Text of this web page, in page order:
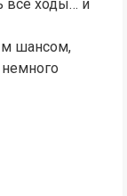
все ходы… и
шансом,